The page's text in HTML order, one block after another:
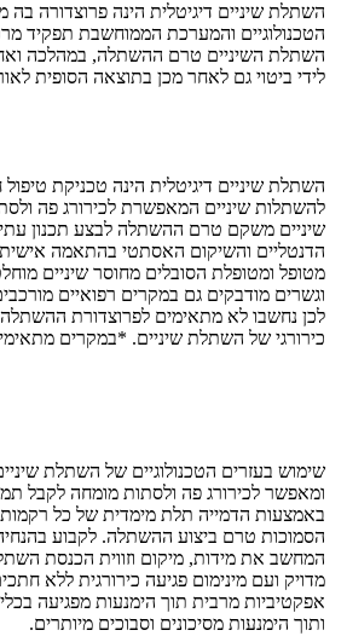
השתלת שיניים דיגיטלית הינה פרוצדורה בה
הטכנולוגיים והמערכת הממוחשבת תפקיד
השתלת השיניים טרם ההשתלה, במהלכה
לידי ביטוי גם לאחר מכן בתוצאה הסופית
השתלת שיניים דיגיטלית הינה טכניקת
להשתלות שיניים המאפשרת לכירורג פה
שיניים משקם טרם ההשתלה לבצע תכנון
הדנטליים והשיקום האסתטי בהתאמה אישית
מטופל ומטופלת הסובלים מחוסר שיניים
וגשרים מודבקים גם במקרים רפואיים
לכן נחשבו לא מתאימים לפרוצדורת ההשתלה
כירורגי של השתלת שיניים. *במקרים
שימוש בעזרים הטכנולוגיים של השתלת
ומאפשר לכירורג פה ולסתות מומחה לקבל
באמצעות הדמייה תלת מימדית של כל רקמות
הסמוכות טרם ביצוע ההשתלה. לקבוע
המחשב את מידות, מיקום וזווית הכנסת
מדויק ועם מינימום פגיעה כירורגית ללא
אפקטיביות מרבית תוך הימנעות מפגיעה
ותוך הימנעות מסיכונים וסבוכים מיותרים.